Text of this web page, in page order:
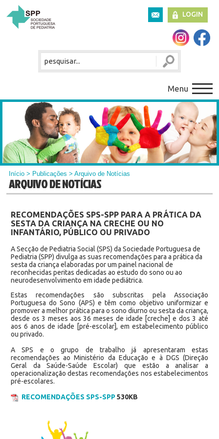
LOGIN
Menu
Início > Publicações > Arquivo de Notícias
ARQUIVO DE NOTÍCIAS
RECOMENDAÇÕES SPS-SPP PARA A PRÁTICA DA
SESTA DA CRIANÇA NA CRECHE OU NO
INFANTÁRIO, PÚBLICO OU PRIVADO
A Secção de Pediatria Social (SPS) da Sociedade Portuguesa de
Pediatria (SPP) divulga as suas recomendações para a prática da
sesta da criança elaboradas por um painel nacional de
reconhecidas peritas dedicadas ao estudo do sono ou ao
neurodesenvolvimento em idade pediátrica.
Estas recomendações são subscritas pela Associação
Portuguesa do Sono (APS) e têm como objetivo uniformizar e
promover a melhor prática para o sono diurno ou sesta da criança,
desde os 3 meses aos 36 meses de idade [creche] e dos 3 até
aos 6 anos de idade [pré-escolar], em estabelecimento público
ou privado.
A SPS e o grupo de trabalho já apresentaram estas
recomendações ao Ministério da Educação e à DGS (Direção
Geral da Saúde-Saúde Escolar) que estão a analisar a
operacionalização destas recomendações nos estabelecimentos
pré-escolares.
RECOMENDAÇÕES SPS-SPP530KB